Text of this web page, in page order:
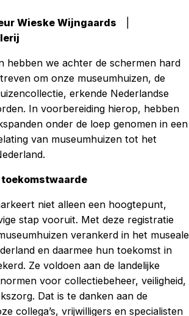
Wieske Wijngaards
hebben we achter de schermen hard
om onze museumhuizen, de
erkende Nederlandse
In voorbereiding hierop, hebben
onder de loep genomen in een
van museumhuizen tot het
niet alleen een hoogtepunt,
stap vooruit. Met deze registratie
verankerd in het museale
en daarmee hun toekomst in
Ze voldoen aan de landelijke
voor collectiebeheer, veiligheid,
Dat is te danken aan de
collega’s, vrijwilligers en specialisten